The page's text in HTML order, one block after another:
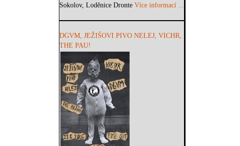
Sokolov, Loděnice DronteVíce informací ...
DGVM, JEŽIŠOVI PIVO NELEJ, VICHR,
THE PAU!